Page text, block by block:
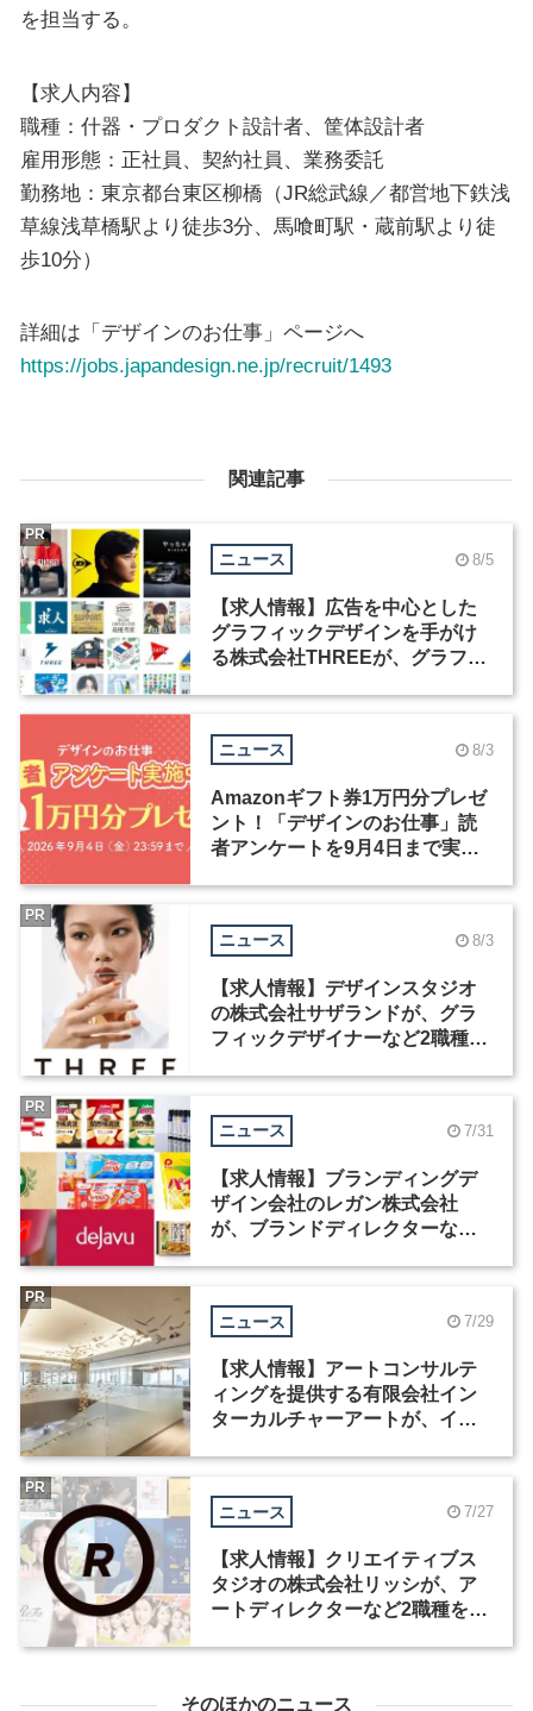
を担当する。
【求人内容】
職種：什器・プロダクト設計者、筐体設計者
雇用形態：正社員、契約社員、業務委託
勤務地：東京都台東区柳橋（JR総武線／都営地下鉄浅
草線浅草橋駅より徒歩3分、馬喰町駅・蔵前駅より徒
歩10分）
詳細は「デザインのお仕事」ページへ
https://jobs.japandesign.ne.jp/recruit/1493
関連記事
ニュース 8/5
【求人情報】広告を中心とした
グラフィックデザインを手がけ
る株式会社THREEが、グラフィ
PR
ニュース 8/3
Amazonギフト券1万円分プレゼ
ント！「デザインのお仕事」読
者アンケートを9月4日まで実施
ニュース 8/3
【求人情報】デザインスタジオ
の株式会社サザランドが、グラ
フィックデザイナーなど2職種を
PR
ニュース 7/31
【求人情報】ブランディングデ
ザイン会社のレガン株式会社
が、ブランドディレクターなど3
PR
ニュース 7/29
【求人情報】アートコンサルテ
ィングを提供する有限会社イン
ターカルチャーアートが、イン
PR
ニュース 7/27
【求人情報】クリエイティブス
タジオの株式会社リッシが、ア
ートディレクターなど2職種を募
PR
そのほかのニュース